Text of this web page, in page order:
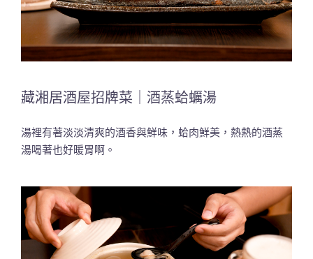
藏湘居酒屋招牌菜｜酒蒸蛤蠣湯
湯裡有著淡淡清爽的酒香與鮮味，蛤肉鮮美，熱熱的酒蒸
湯喝著也好暖胃啊。